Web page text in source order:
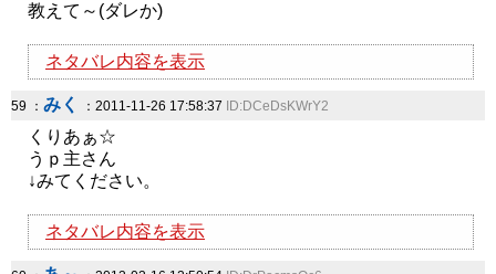
教えて～(ダレか)
ネタバレ内容を表示
59 ： みく ：2011-11-26 17:58:37 ID:DCeDsKWrY2
くりあぁ☆
うｐ主さん
↓みてください。
ネタバレ内容を表示